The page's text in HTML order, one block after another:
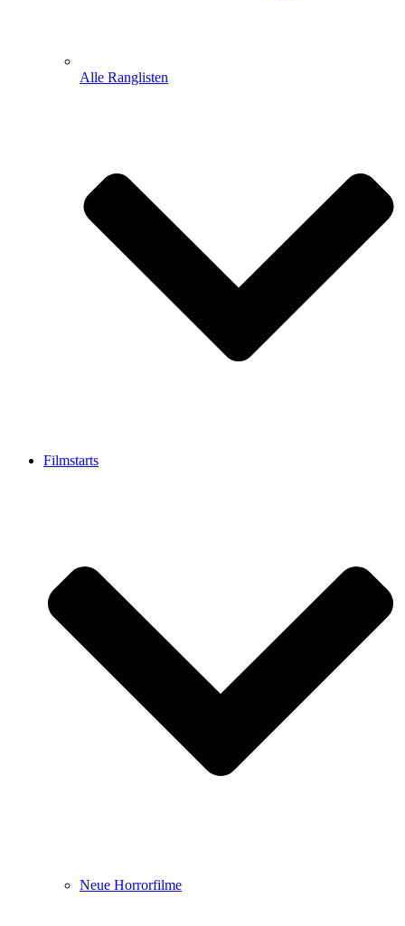
Alle Ranglisten
Filmstarts
Neue Horrorfilme